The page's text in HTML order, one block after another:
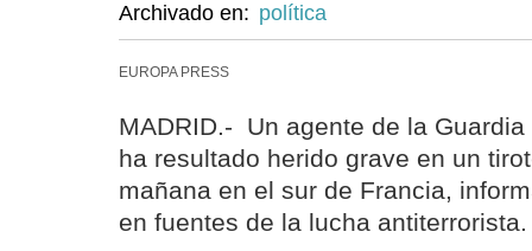
Archivado en: política
EUROPA PRESS
MADRID.- Un agente de la
ha resultado herido grave en un
mañana en el sur de Francia,
en fuentes de la lucha antiterrorista.